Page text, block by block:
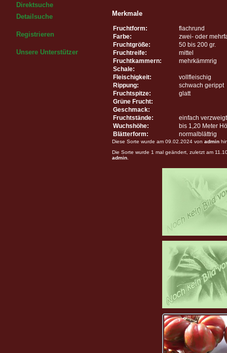
Direktsuche
Detailsuche
Registrieren
Unsere Unterstützer
Merkmale
Fruchtform:
flachrund
Farbe:
zwei- oder
Fruchtgröße:
50 bis 200 gr.
Fruchtreife:
mittel
Fruchtkammern:
mehrkämmrig
Schale:
Fleischigkeit:
vollfleischig
Rippung:
schwach gerippt
Fruchtspitze:
glatt
Grüne Frucht:
Geschmack:
Fruchtstände:
einfach verzweigt
Wuchshöhe:
bis 1,20 Meter
Blätterform:
normalblättrig
Diese Sorte wurde am 09.02.2024 von admin
Die Sorte wurde 1 mal geändert, zuletzt am
admin